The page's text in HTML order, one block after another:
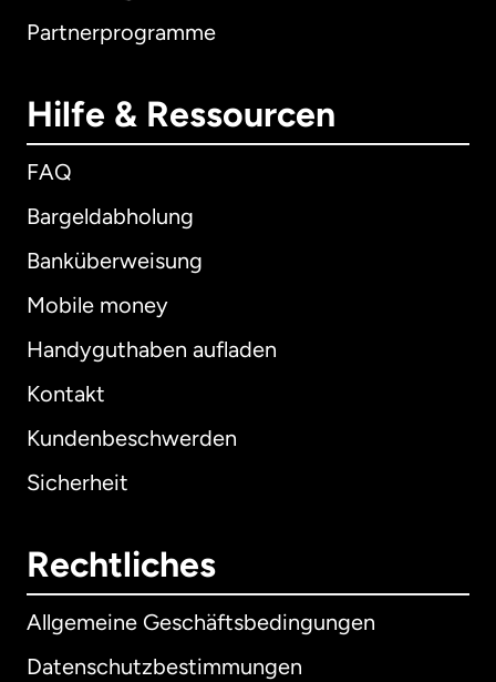
Partnerprogramme
Hilfe & Ressourcen
FAQ
Bargeldabholung
Banküberweisung
Mobile money
Handyguthaben aufladen
Kontakt
Kundenbeschwerden
Sicherheit
Rechtliches
Allgemeine Geschäftsbedingungen
Datenschutzbestimmungen